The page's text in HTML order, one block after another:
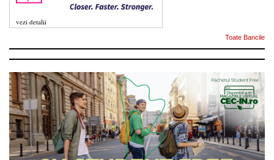
vezi detalii
Toate Bancile